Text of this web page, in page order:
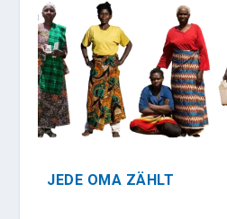
JEDE OMA ZÄHLT